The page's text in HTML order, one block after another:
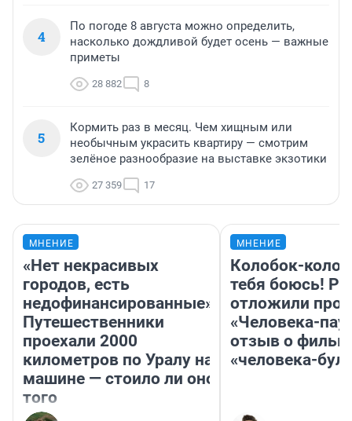
4
По погоде 8 августа можно определить,
насколько дождливой будет осень — важные
приметы
28 882 8
5
Кормить раз в месяц. Чем хищным или
необычным украсить квартиру — смотрим
зелёное разнообразие на выставке экзотики
27 359 17
МНЕНИЕ
«Нет некрасивых
городов, есть
недофинансированные».
Путешественники
проехали 2000
километров по Уралу на
машине — стоило ли оно
того
МНЕНИЕ
Колобок-
тебя боюсь!
отложили
«Человека-
отзыв о
«человека-